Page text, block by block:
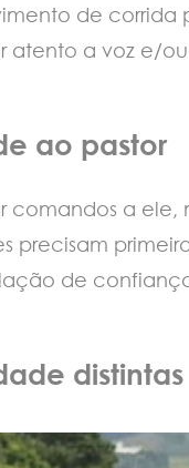
de corrida
atento a voz e/
ao pastor
comandos a
precisam
de
distintas